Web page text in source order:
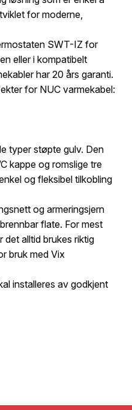
for moderne,
SWT-IZ for
eller i kompatibelt
har 20 års garanti.
for NUC varmekabel:
typer støpte gulv. Den
kappe og romslige tre
og fleksibel tilkobling
og armeringsjern
flate. For mest
alltid brukes riktig
bruk med Vix
installeres av godkjent